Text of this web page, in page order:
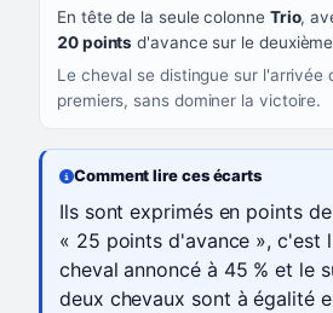
En tête de la seule colonne Trio,
20 points d'avance sur le
Le cheval se distingue sur l'arrivée
premiers, sans dominer la victoire.
Comment lire ces écarts
Ils sont exprimés en points
« 25 points d'avance », c'est
cheval annoncé à 45 % et le
deux chevaux sont à égalité